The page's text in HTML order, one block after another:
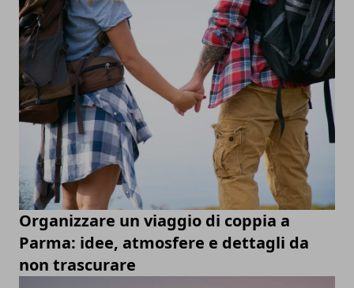
Organizzare un viaggio di coppia a
Parma: idee, atmosfere e dettagli da
non trascurare